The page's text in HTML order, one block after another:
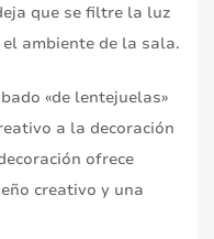
que se filtre la luz
ambiente de la sala.
«de lentejuelas»
a la decoración
ofrece
creativo y una